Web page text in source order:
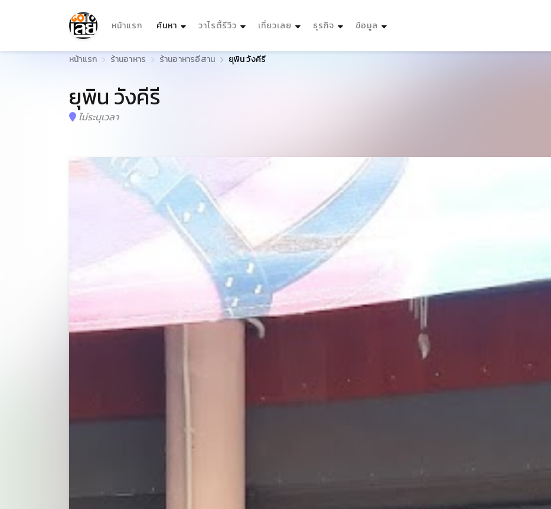
หน้าแรก ค้นหา (current)วาไรตี้รีวิว เที่ยวเลย ธุรกิจ ข้อมูล
หน้าแรก ร้านอาหาร ร้านอาหารอีสาน ยุพิน วังคีรี
ยุพิน วังคีรี
ไม่ระบุเวลา